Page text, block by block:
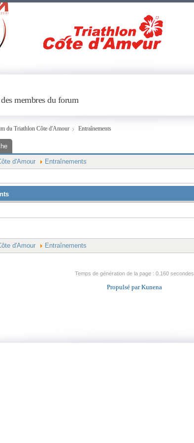
membres du forum
du Triathlon Côte d'Amour Entraînements
d'Amour Entraînements
d'Amour Entraînements
Temps de génération de la page : 0.160 secondes
Propulsé parKunena